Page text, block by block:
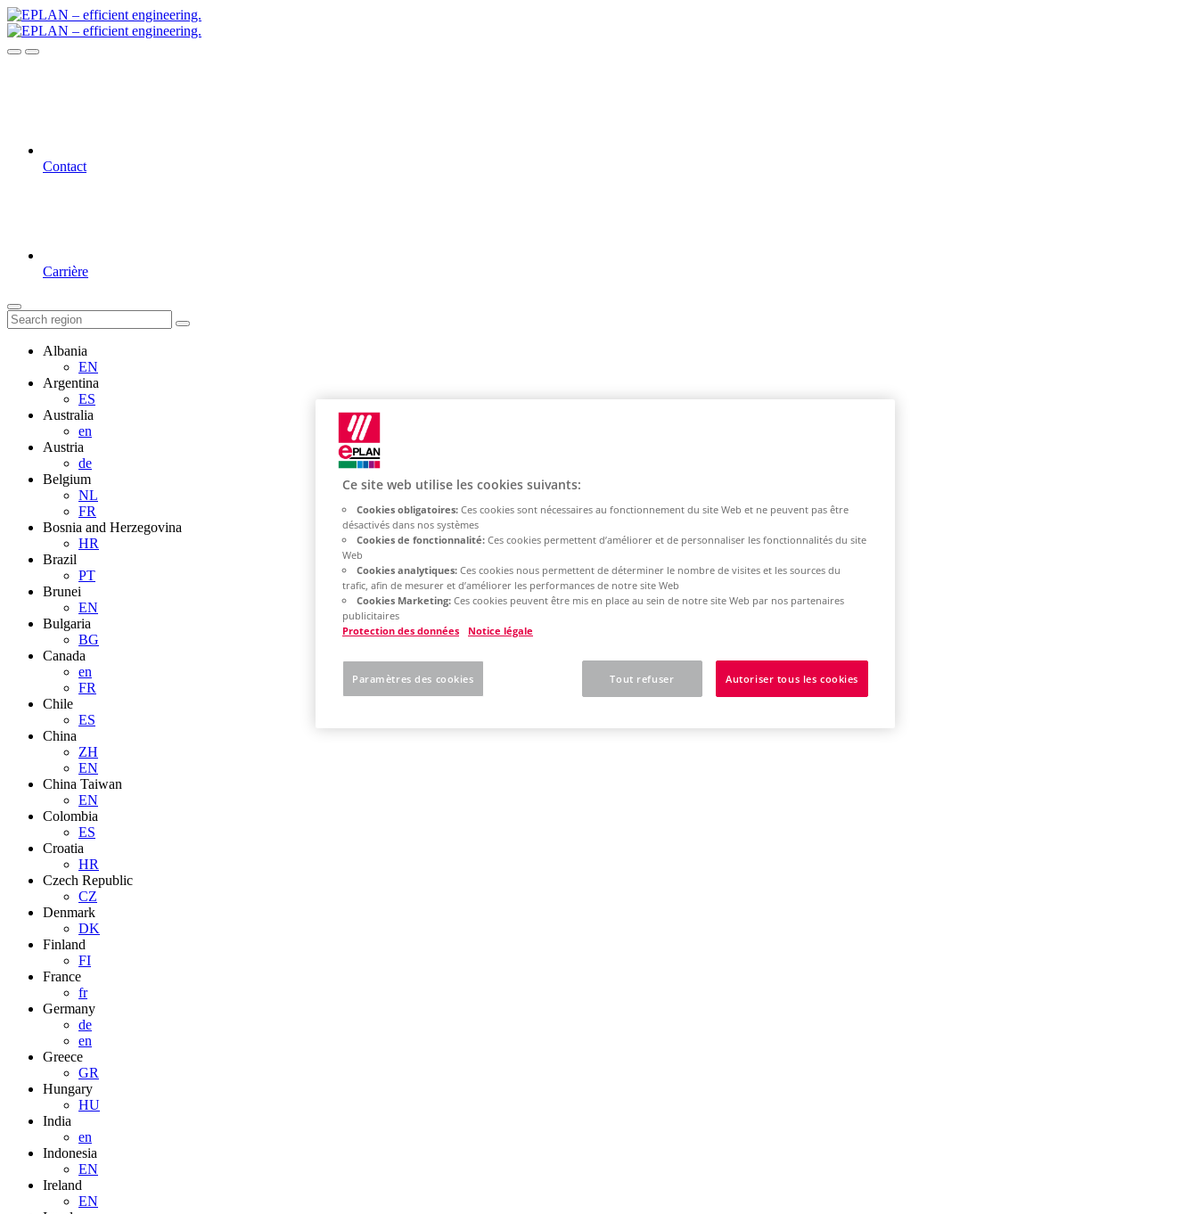
Contact
Carrière
Albania
EN
Argentina
ES
Australia
en
Austria
de
Belgium
NL
FR
Bosnia and Herzegovina
HR
Brazil
PT
Brunei
EN
Bulgaria
BG
Canada
en
FR
Chile
ES
China
ZH
EN
China Taiwan
EN
Colombia
ES
Croatia
HR
Czech Republic
CZ
Denmark
DK
Finland
FI
France
fr
Germany
de
en
Greece
GR
Hungary
HU
India
en
Indonesia
EN
Ireland
EN
Ce site web utilise les cookies suivants:
Cookies obligatoires: Ces cookies sont nécessaires au fonctionnement du site Web et ne peuvent pas être
désactivés dans nos systèmes
Cookies de fonctionnalité: Ces cookies permettent d’améliorer et de personnaliser les fonctionnalités du site
Web
Cookies analytiques: Ces cookies nous permettent de déterminer le nombre de visites et les sources du
trafic, afin de mesurer et d’améliorer les performances de notre site Web
Cookies Marketing: Ces cookies peuvent être mis en place au sein de notre site Web par nos partenaires
publicitaires
Protection des données
Notice légale
Tout refuser Autoriser tous les cookies
Paramètres des cookies